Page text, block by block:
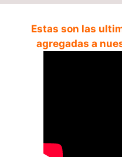
Estas son las
agregadas a